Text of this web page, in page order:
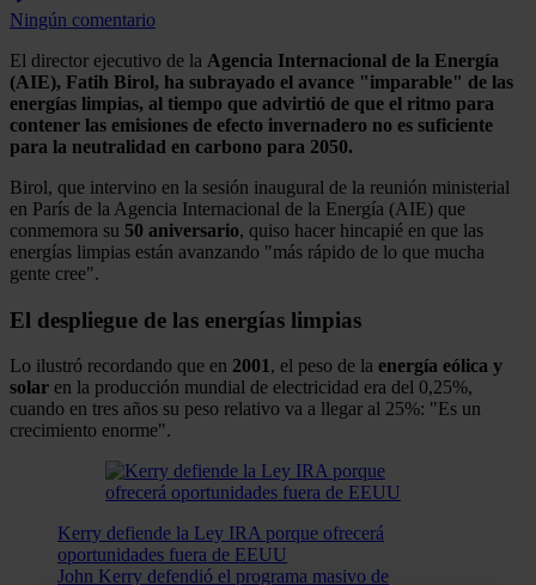
Ningún comentario
El director ejecutivo de la Agencia Internacional de la Energía
(AIE), Fatih Birol, ha subrayado el avance "imparable" de las
energías limpias, al tiempo que advirtió de que el ritmo para
contener las emisiones de efecto invernadero no es suficiente
para la neutralidad en carbono para 2050.
Birol, que intervino en la sesión inaugural de la reunión ministerial
en París de la Agencia Internacional de la Energía (AIE) que
conmemora su 50 aniversario, quiso hacer hincapié en que las
energías limpias están avanzando "más rápido de lo que mucha
gente cree".
El despliegue de las energías limpias
Lo ilustró recordando que en 2001 , el peso de la energía eólica y
solar en la producción mundial de electricidad era del 0,25%,
cuando en tres años su peso relativo va a llegar al 25%: "Es un
crecimiento enorme".
Kerry defiende la Ley IRA porque ofrecerá
oportunidades fuera de EEUU
John Kerry defendió el programa masivo de